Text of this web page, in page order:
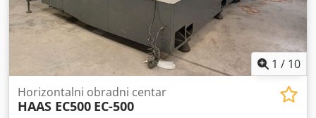
1 / 10
Horizontalni obradni centar
HAAS EC500 EC-500